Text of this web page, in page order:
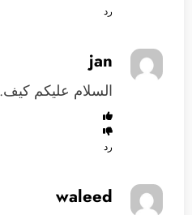
رد
jan
السلام عليكم
رد
waleed